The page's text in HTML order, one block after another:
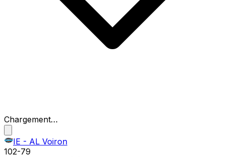
Chargement…
IE - AL Voiron
102-79